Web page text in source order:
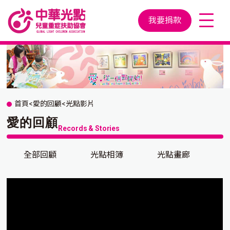
我要捐款
愛的回顧Records & Stories
首頁<愛的回顧<光點影片
全部回顧 光點相簿 光點畫廊